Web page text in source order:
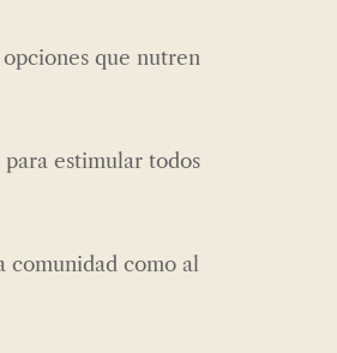
que nutren
estimular todos
comunidad como al